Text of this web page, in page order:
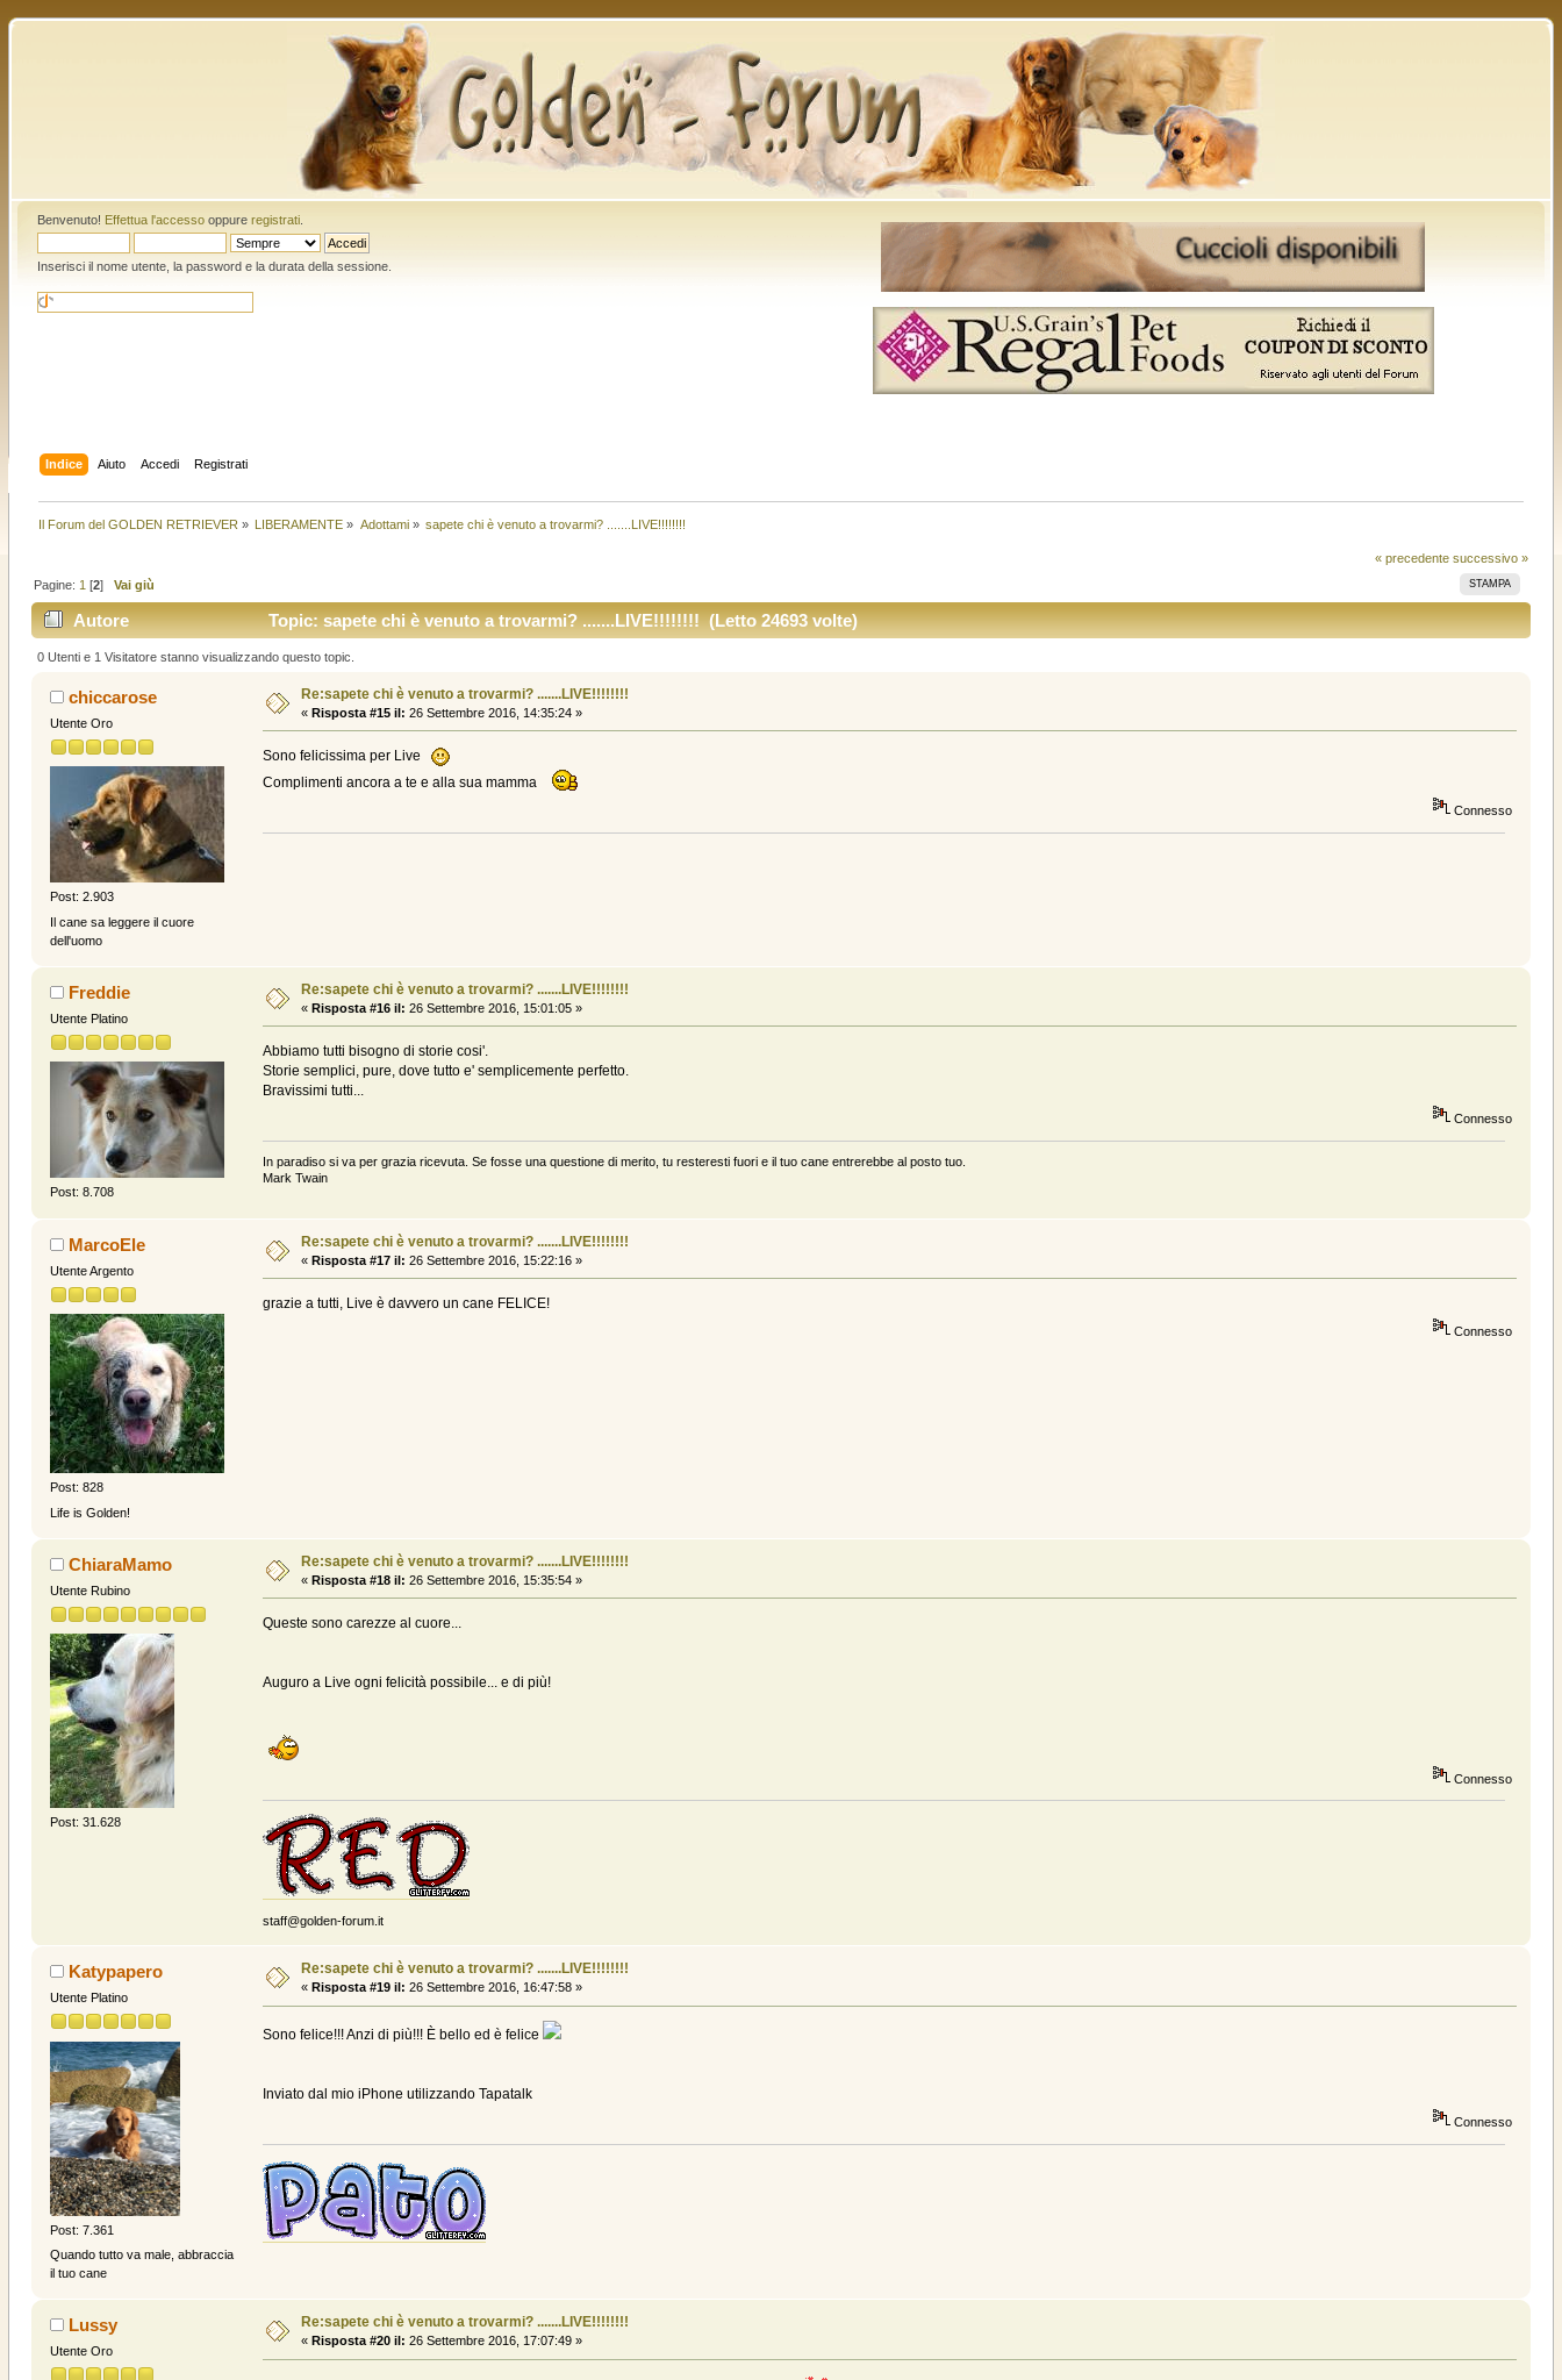
Benvenuto! Effettua l'accessooppure registrati.
Inserisci il nome utente, la password e la durata della sessione.
Indice Aiuto Accedi Registrati
Il Forum del GOLDEN RETRIEVER » LIBERAMENTE » Adottami» sapete chi è venuto a trovarmi? .......LIVE!!!!!!!!
« precedente successivo »
STAMPA
Pagine: 1 [2] Vai giù
Autore Topic: sapete chi è venuto a trovarmi? .......LIVE!!!!!!!! (Letto 24693 volte)
0 Utenti e 1 Visitatore stanno visualizzando questo topic.
chiccarose
Utente Oro
Post: 2.903
Il cane sa leggere il cuore
dell'uomo
Re:sapete chi è venuto a trovarmi? .......LIVE!!!!!!!!
« Risposta #15 il: 26 Settembre 2016, 14:35:24 »
Sono felicissima per Live
Complimenti ancora a te e alla sua mamma
Connesso
Freddie
Utente Platino
Post: 8.708
Re:sapete chi è venuto a trovarmi? .......LIVE!!!!!!!!
« Risposta #16 il: 26 Settembre 2016, 15:01:05 »
Abbiamo tutti bisogno di storie cosi'.
Storie semplici, pure, dove tutto e' semplicemente perfetto.
Bravissimi tutti...
Connesso
In paradiso si va per grazia ricevuta. Se fosse una questione di merito, tu resteresti fuori e il tuo cane entrerebbe al posto tuo.
Mark Twain
MarcoEle
Utente Argento
Post: 828
Life is Golden!
Re:sapete chi è venuto a trovarmi? .......LIVE!!!!!!!!
« Risposta #17 il: 26 Settembre 2016, 15:22:16 »
grazie a tutti, Live è davvero un cane FELICE!
Connesso
ChiaraMamo
Utente Rubino
Post: 31.628
Re:sapete chi è venuto a trovarmi? .......LIVE!!!!!!!!
« Risposta #18 il: 26 Settembre 2016, 15:35:54 »
Queste sono carezze al cuore...
Auguro a Live ogni felicità possibile... e di più!
Connesso
staff@golden-forum.it
Katypapero
Utente Platino
Post: 7.361
Quando tutto va male, abbraccia
il tuo cane
Re:sapete chi è venuto a trovarmi? .......LIVE!!!!!!!!
« Risposta #19 il: 26 Settembre 2016, 16:47:58 »
Sono felice!!! Anzi di più!!! È bello ed è felice
Inviato dal mio iPhone utilizzando Tapatalk
Connesso
Lussy
Utente Oro
Re:sapete chi è venuto a trovarmi? .......LIVE!!!!!!!!
« Risposta #20 il: 26 Settembre 2016, 17:07:49 »